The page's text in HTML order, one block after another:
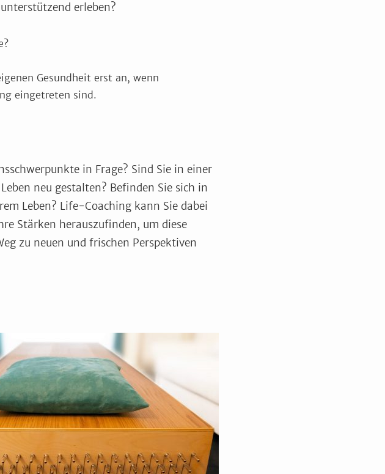
erleben?
Gesundheit erst an, wenn
eingetreten sind.
in Frage? Sind Sie in einer
neu gestalten? Befinden Sie sich in
Leben? Life-Coaching kann Sie dabei
Stärken herauszufinden, um diese
zu neuen und frischen Perspektiven